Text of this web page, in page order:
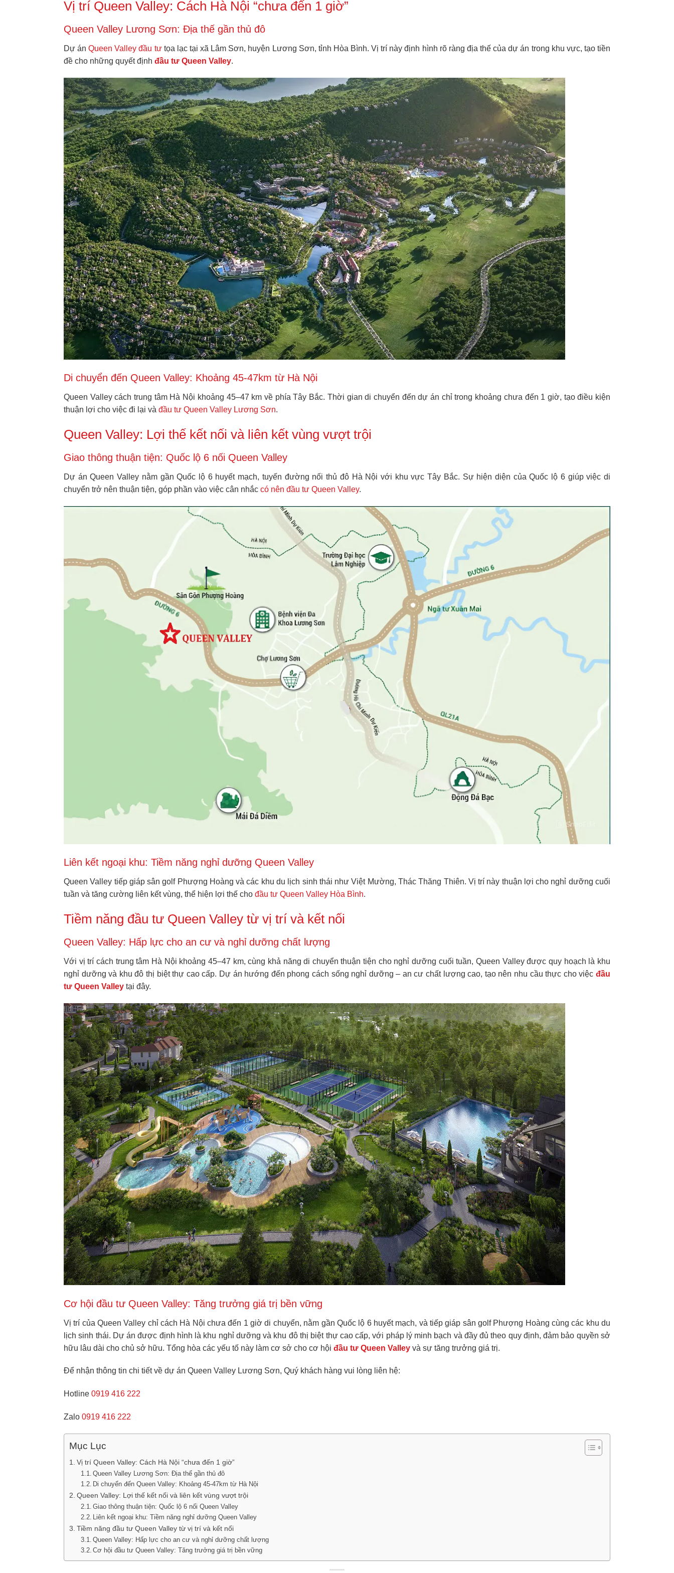
Vị trí Queen Valley: Cách Hà Nội “chưa đến 1 giờ”
Queen Valley Lương Sơn: Địa thế gần thủ đô
Dự ánQueen Valley đầu tưtọa lạc tại xã Lâm Sơn, huyện Lương Sơn, tỉnh Hòa Bình. Vị trí này định hình rõ ràng địa thế của dự án trong khu vực, tạo tiền
đề cho những quyết định đầu tư Queen Valley.
Di chuyển đến Queen Valley: Khoảng 45-47km từ Hà Nội
Queen Valley cách trung tâm Hà Nội khoảng 45–47 km về phía Tây Bắc. Thời gian di chuyển đến dự án chỉ trong khoảng chưa đến 1 giờ, tạo điều kiện
thuận lợi cho việc đi lại và đầu tư Queen Valley Lương Sơn.
Queen Valley: Lợi thế kết nối và liên kết vùng vượt trội
Giao thông thuận tiện: Quốc lộ 6 nối Queen Valley
Dự án Queen Valley nằm gần Quốc lộ 6 huyết mạch, tuyến đường nối thủ đô Hà Nội với khu vực Tây Bắc. Sự hiện diện của Quốc lộ 6 giúp việc di
chuyển trở nên thuận tiện, góp phần vào việc cân nhắc có nên đầu tư Queen Valley.
Liên kết ngoại khu: Tiềm năng nghỉ dưỡng Queen Valley
Queen Valley tiếp giáp sân golf Phượng Hoàng và các khu du lịch sinh thái như Việt Mường, Thác Thăng Thiên. Vị trí này thuận lợi cho nghỉ dưỡng cuối
tuần và tăng cường liên kết vùng, thể hiện lợi thế cho đầu tư Queen Valley Hòa Bình.
Tiềm năng đầu tư Queen Valley từ vị trí và kết nối
Queen Valley: Hấp lực cho an cư và nghỉ dưỡng chất lượng
Với vị trí cách trung tâm Hà Nội khoảng 45–47 km, cùng khả năng di chuyển thuận tiện cho nghỉ dưỡng cuối tuần, Queen Valley được quy hoạch là khu
nghỉ dưỡng và khu đô thị biệt thự cao cấp. Dự án hướng đến phong cách sống nghỉ dưỡng – an cư chất lượng cao, tạo nên nhu cầu thực cho việc đầu
tư Queen Valley tại đây.
Cơ hội đầu tư Queen Valley: Tăng trưởng giá trị bền vững
Vị trí của Queen Valley chỉ cách Hà Nội chưa đến 1 giờ di chuyển, nằm gần Quốc lộ 6 huyết mạch, và tiếp giáp sân golf Phượng Hoàng cùng các khu du
lịch sinh thái. Dự án được định hình là khu nghỉ dưỡng và khu đô thị biệt thự cao cấp, với pháp lý minh bạch và đầy đủ theo quy định, đảm bảo quyền sở
hữu lâu dài cho chủ sở hữu. Tổng hòa các yếu tố này làm cơ sở cho cơ hội đầu tư Queen Valley và sự tăng trưởng giá trị.
Để nhận thông tin chi tiết về dự án Queen Valley Lương Sơn, Quý khách hàng vui lòng liên hệ:
Hotline 0919 416 222
Zalo 0919 416 222
Mục Lục
Vị trí Queen Valley: Cách Hà Nội “chưa đến 1 giờ”
Queen Valley Lương Sơn: Địa thế gần thủ đô
Di chuyển đến Queen Valley: Khoảng 45-47km từ Hà Nội
Queen Valley: Lợi thế kết nối và liên kết vùng vượt trội
Giao thông thuận tiện: Quốc lộ 6 nối Queen Valley
Liên kết ngoại khu: Tiềm năng nghỉ dưỡng Queen Valley
Tiềm năng đầu tư Queen Valley từ vị trí và kết nối
Queen Valley: Hấp lực cho an cư và nghỉ dưỡng chất lượng
Cơ hội đầu tư Queen Valley: Tăng trưởng giá trị bền vững